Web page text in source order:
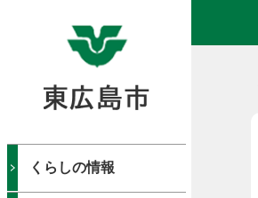
くらしの情報